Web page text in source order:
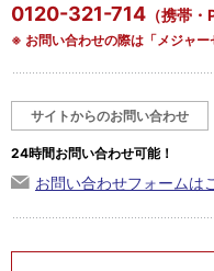
0120-321-714 （携帯・
※ お問い合わせの際は「メジャー
サイトからのお問い合わせ
24時間お問い合わせ可能！
お問い合わせフォームは